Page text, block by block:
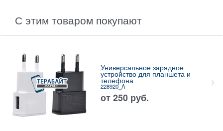
С этим товаром покупают
Универсальное зарядное
устройство для планшета и
телефона
228920_A
от 250 руб.